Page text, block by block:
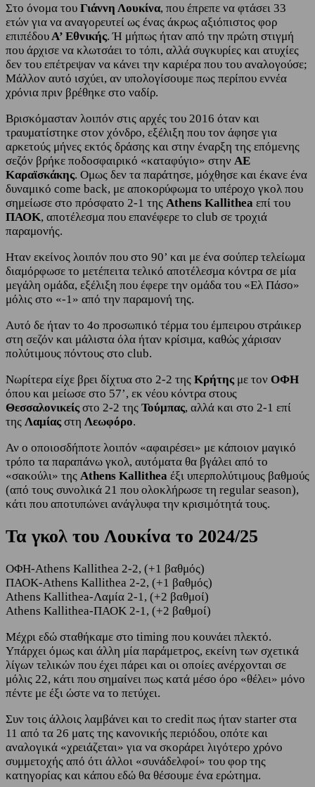
Στο όνομα του Γιάννη Λουκίνα, που έπρεπε να φτάσει 33
ετών για να αναγορευτεί ως ένας άκρως αξιόπιστος φορ
επιπέδουΑ’ Εθνικής. Ή μήπως ήταν από την πρώτη στιγμή
που άρχισε να κλωτσάει το τόπι, αλλά συγκυρίες και ατυχίες
δεν του επέτρεψαν να κάνει την καριέρα που του αναλογούσε;
Μάλλον αυτό ισχύει, αν υπολογίσουμε πως περίπου εννέα
χρόνια πριν βρέθηκε στο ναδίρ.
Βρισκόμασταν λοιπόν στις αρχές του 2016 όταν και
τραυματίστηκε στον χόνδρο, εξέλιξη που τον άφησε για
αρκετούς μήνες εκτός δράσης και στην έναρξη της επόμενης
σεζόν βρήκε ποδοσφαιρικό «καταφύγιο» στην ΑΕ
Καραϊσκάκης. Ομως δεν τα παράτησε, μόχθησε και έκανε ένα
δυναμικό come back, με αποκορύφωμα το υπέροχο γκολ που
σημείωσε στο πρόσφατο 2-1 της Athens Kallithea επί του
ΠΑΟΚ, αποτέλεσμα που επανέφερε το club σε τροχιά
παραμονής.
Ηταν εκείνος λοιπόν που στο 90’ και με ένα σούπερ τελείωμα
διαμόρφωσε το μετέπειτα τελικό αποτέλεσμα κόντρα σε μία
μεγάλη ομάδα, εξέλιξη που έφερε την ομάδα του «Ελ Πάσο»
μόλις στο «-1» από την παραμονή της.
Αυτό δε ήταν το 4ο προσωπικό τέρμα του έμπειρου στράικερ
στη σεζόν και μάλιστα όλα ήταν κρίσιμα, καθώς χάρισαν
πολύτιμους πόντους στο club.
Νωρίτερα είχε βρει δίχτυα στο 2-2 της Κρήτης με τον ΟΦΗ
όπου και μείωσε στο 57’, εκ νέου κόντρα στους
Θεσσαλονικείς στο 2-2 της Τούμπας, αλλά και στο 2-1 επί
της Λαμίας στη Λεωφόρο.
Αν ο οποιοσδήποτε λοιπόν «αφαιρέσει» με κάποιον μαγικό
τρόπο τα παραπάνω γκολ, αυτόματα θα βγάλει από το
«σακούλι» της Athens Kallithea έξι υπερπολύτιμους βαθμούς
(από τους συνολικά 21 που ολοκλήρωσε τη regular season),
κάτι που αποτυπώνει ανάγλυφα την κρισιμότητά τους.
Τα γκολ του Λουκίνα το 2024/25
ΟΦΗ-Athens Kallithea 2-2, (+1 βαθμός)
ΠΑΟΚ-Athens Kallithea 2-2, (+1 βαθμός)
Athens Kallithea-Λαμία 2-1, (+2 βαθμοί)
Athens Kallithea-ΠΑΟΚ 2-1, (+2 βαθμοί)
Μέχρι εδώ σταθήκαμε στο timing που κουνάει πλεκτό.
Υπάρχει όμως και άλλη μία παράμετρος, εκείνη των σχετικά
λίγων τελικών που έχει πάρει και οι οποίες ανέρχονται σε
μόλις 22, κάτι που σημαίνει πως κατά μέσο όρο «θέλει» μόνο
πέντε με έξι ώστε να το πετύχει.
Συν τοις άλλοις λαμβάνει και το credit πως ήταν starter στα
11 από τα 26 ματς της κανονικής περιόδου, οπότε και
αναλογικά «χρειάζεται» για να σκοράρει λιγότερο χρόνο
συμμετοχής από ότι άλλοι «συνάδελφοί» του φορ της
κατηγορίας και κάπου εδώ θα θέσουμε ένα ερώτημα.